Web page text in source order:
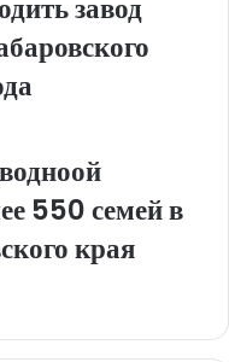
завод
550 семей в
края